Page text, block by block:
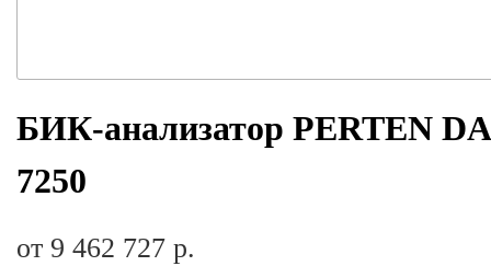
БИК-анализатор PERTEN DA
7250
от 9 462 727 р.